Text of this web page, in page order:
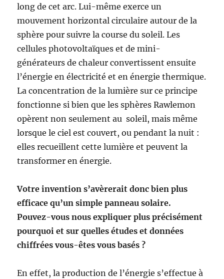
long de cet arc. Lui-même exerce un
mouvement horizontal circulaire autour de la
sphère pour suivre la course du soleil. Les
cellules photovoltaïques et de mini-
générateurs de chaleur convertissent ensuite
l’énergie en électricité et en énergie thermique.
La concentration de la lumière sur ce principe
fonctionne si bien que les sphères Rawlemon
opèrent non seulement au soleil, mais même
lorsque le ciel est couvert, ou pendant la nuit :
elles recueillent cette lumière et peuvent la
transformer en énergie.
Votre invention s’avèrerait donc bien plus
efficace qu’un simple panneau solaire.
Pouvez-vous nous expliquer plus précisément
pourquoi et sur quelles études et données
chiffrées vous-êtes vous basés ?
En effet, la production de l’énergie s’effectue à